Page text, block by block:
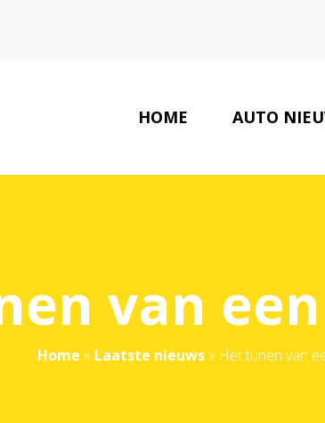
HOME AUTO
van
Home » Laatste nieuws» Het tunen van